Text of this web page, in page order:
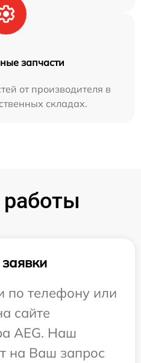
запчасти
от производителя в
складах.
по телефону или
сайте
AEG. Наш
на Ваш запрос